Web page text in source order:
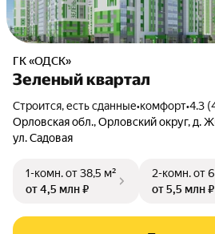
ГК «ОДСК»
Зеленый квартал
Строится, есть сданные•комфорт•4.3
Орловская обл., Орловский округ, д.
ул. Садовая
1-комн.от 38,5 м²
от 4,5 млн ₽
2-комн.от
от 5,5 млн ₽